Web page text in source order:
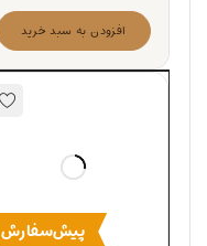
افزودن به سبد خرید
پیش‌سفارش